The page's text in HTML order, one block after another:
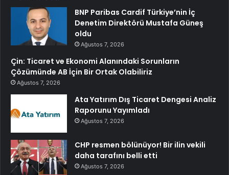
BNP Paribas Cardif Türkiye’nin İç
Denetim Direktörü Mustafa Güneş
oldu
Ağustos 7, 2026
Çin: Ticaret ve Ekonomi Alanındaki Sorunların
Çözümünde AB İçin Bir Ortak Olabiliriz
Ağustos 7, 2026
Ata Yatırım Dış Ticaret Dengesi Analiz
Raporunu Yayımladı
Ağustos 7, 2026
CHP resmen bölünüyor! Bir ilin vekili
daha tarafını belli etti
Ağustos 7, 2026